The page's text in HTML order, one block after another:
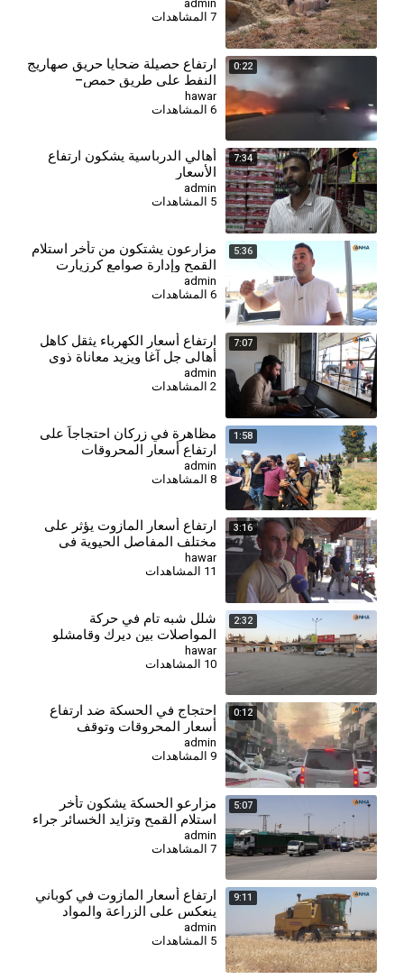
admin
7 المشاهدات
0:22
ارتفاع حصيلة ضحايا حريق صهاريج
النفط على طريق حمص–
طرطوس
hawar
6 المشاهدات
7:34
⁣أهالي الدرباسية يشكون ارتفاع
الأسعار
admin
5 المشاهدات
5:36
⁣مزارعون يشتكون من تأخر استلام
القمح وإدارة صوامع كرزيارت
توضح الأسباب
admin
6 المشاهدات
7:07
⁣ارتفاع أسعار الكهرباء يثقل كاهل
أهالي جل آغا ويزيد معاناة ذوي
الدخل المحدود
admin
1:58
مظاهرة في زركان احتجاجاً على
ارتفاع أسعار المحروقات
admin
8 المشاهدات
3:16
ارتفاع أسعار المازوت يؤثر على
مختلف المفاصل الحيوية في
الحسكة
hawar
2:32
شلل شبه تام في حركة
المواصلات بين ديرك وقامشلو
نتيجة قفزة أسعار المحروقات
hawar
0:12
احتجاج في الحسكة ضد ارتفاع
أسعار المحروقات وتوقف
المولدات
admin
9 المشاهدات
5:07
⁣مزارعو الحسكة يشكون تأخر
استلام القمح وتزايد الخسائر جراء
الانتظار
admin
7 المشاهدات
9:11
⁣ارتفاع أسعار المازوت في كوباني
ينعكس على الزراعة والمواد
الأساسية
admin
5 المشاهدات